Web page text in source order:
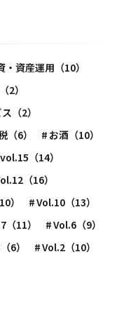
・資産運用（10）
2）
（2）
（6）
お酒（10）
vol.15（14）
（16）
）
Vol.10（13）
（11）
Vol.6（9）
6）
Vol.2（10）